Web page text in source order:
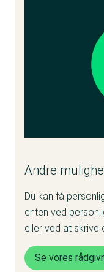
Andre
Du kan få
enten ved
eller ved at skrive
Se vores